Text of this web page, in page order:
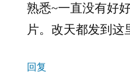
熟悉~一直没有好
片。改天都发到这
回复